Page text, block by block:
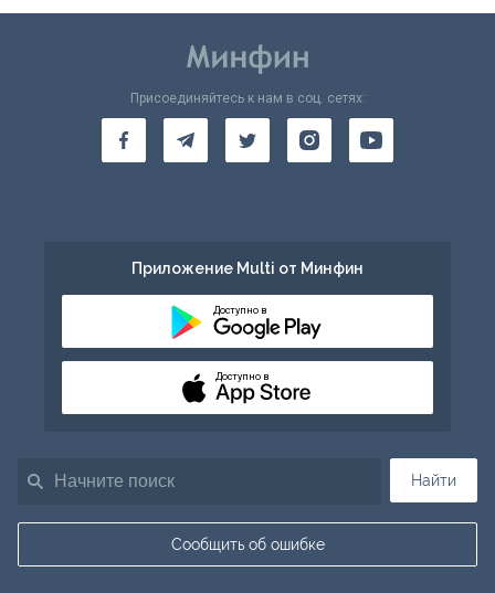
Найти
Сообщить об ошибке
Присоединяйтесь к нам в соц. сетях:
Приложение Multi от Минфин
Доступно в
Доступно в